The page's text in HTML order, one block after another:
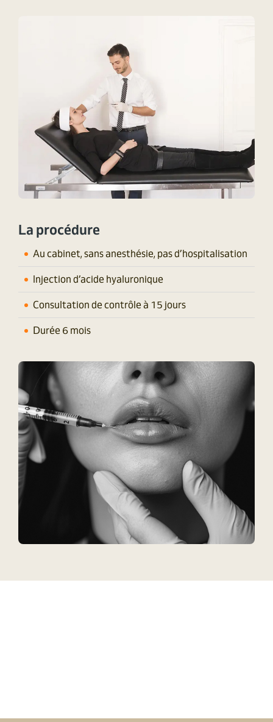
La procédure
Au cabinet, sans anesthésie, pas d’hospitalisation​
Injection d’acide hyaluronique
Consultation de contrôle à 15 jours
Durée 6 mois